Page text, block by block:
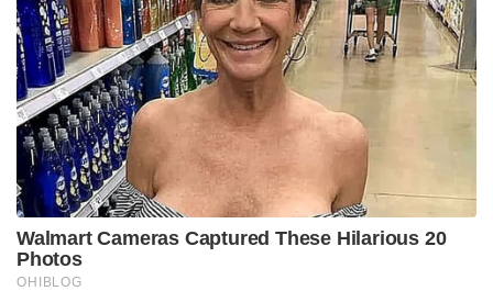
Walmart Cameras Captured These Hilarious 20
Photos
OHIBLOG